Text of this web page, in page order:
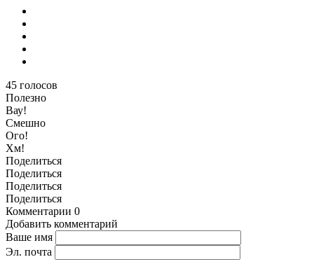
45 голосов
Полезно
Вау!
Смешно
Ого!
Хм!
Поделиться
Поделиться
Поделиться
Поделиться
Комментарии 0
Добавить комментарий
Ваше имя
Эл. почта